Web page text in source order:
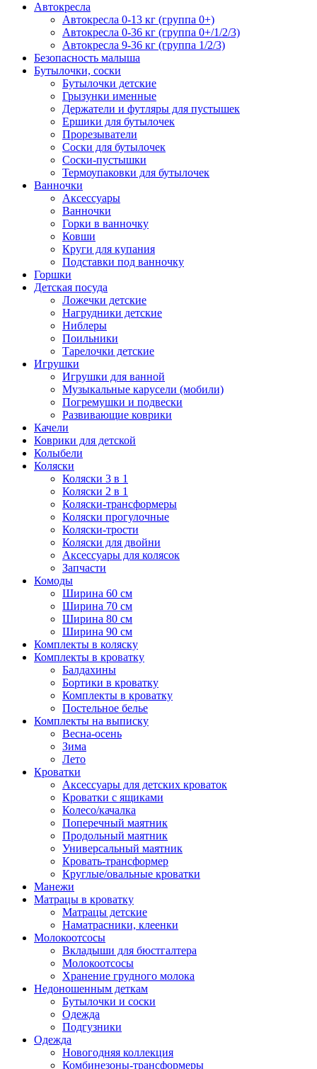
Автокресла
Автокресла 0-13 кг (группа 0+)
Автокресла 0-36 кг (группа 0+/1/2/3)
Автокресла 9-36 кг (группа 1/2/3)
Безопасность малыша
Бутылочки, соски
Бутылочки детские
Грызунки именные
Держатели и футляры для пустышек
Ершики для бутылочек
Прорезыватели
Соски для бутылочек
Соски-пустышки
Термоупаковки для бутылочек
Ванночки
Аксессуары
Ванночки
Горки в ванночку
Ковши
Круги для купания
Подставки под ванночку
Горшки
Детская посуда
Ложечки детские
Нагрудники детские
Ниблеры
Поильники
Тарелочки детские
Игрушки
Игрушки для ванной
Музыкальные карусели (мобили)
Погремушки и подвески
Развивающие коврики
Качели
Коврики для детской
Колыбели
Коляски
Коляски 3 в 1
Коляски 2 в 1
Коляски-трансформеры
Коляски прогулочные
Коляски-трости
Коляски для двойни
Аксессуары для колясок
Запчасти
Комоды
Ширина 60 см
Ширина 70 см
Ширина 80 см
Ширина 90 см
Комплекты в коляску
Комплекты в кроватку
Балдахины
Бортики в кроватку
Комплекты в кроватку
Постельное белье
Комплекты на выписку
Весна-осень
Зима
Лето
Кроватки
Аксессуары для детских кроваток
Кроватки с ящиками
Колесо/качалка
Поперечный маятник
Продольный маятник
Универсальный маятник
Кровать-трансформер
Круглые/овальные кроватки
Манежи
Матрацы в кроватку
Матрацы детские
Наматрасники, клеенки
Молокоотсосы
Вкладыши для бюстгалтера
Молокоотсосы
Хранение грудного молока
Недоношенным деткам
Бутылочки и соски
Одежда
Подгузники
Одежда
Новогодняя коллекция
Комбинезоны-трансформеры